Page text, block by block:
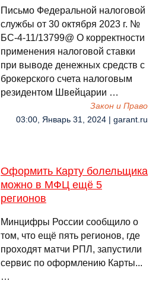
Письмо Федеральной налоговой
службы от 30 октября 2023 г. №
БС-4-11/13799@ О корректности
применения налоговой ставки
при выводе денежных средств с
брокерского счета налоговым
резидентом Швейцарии …
Закон и Право
03:00, Январь 31, 2024 | garant.ru
Оформить Карту болельщика
можно в МФЦ ещё 5
регионов
Минцифры России сообщило о
том, что ещё пять регионов, где
проходят матчи РПЛ, запустили
сервис по оформлению Карты...
…